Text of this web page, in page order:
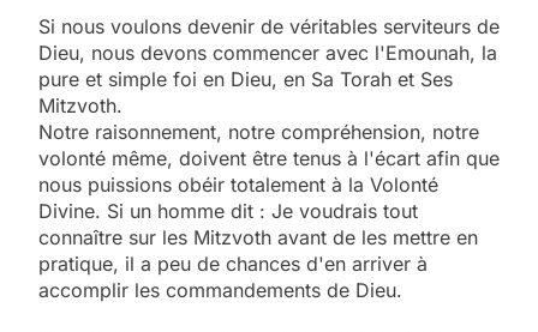
Si nous voulons devenir de véritables serviteurs de
Dieu, nous devons commencer avec l'Emounah, la
pure et simple foi en Dieu, en Sa Torah et Ses
Mitzvoth.
Notre raisonnement, notre compréhension, notre
volonté même, doivent être tenus à l'écart afin que
nous puissions obéir totalement à la Volonté
Divine. Si un homme dit : Je voudrais tout
connaître sur les Mitzvoth avant de les mettre en
pratique, il a peu de chances d'en arriver à
accomplir les commandements de Dieu.